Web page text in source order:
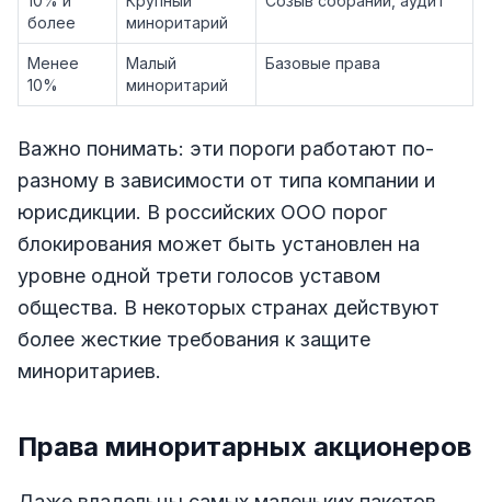
более
миноритарий
Менее
10%
Малый
миноритарий
Базовые права
Важно понимать: эти пороги работают по-
разному в зависимости от типа компании и
юрисдикции. В российских ООО порог
блокирования может быть установлен на
уровне одной трети голосов уставом
общества. В некоторых странах действуют
более жесткие требования к защите
миноритариев.
Права миноритарных акционеров